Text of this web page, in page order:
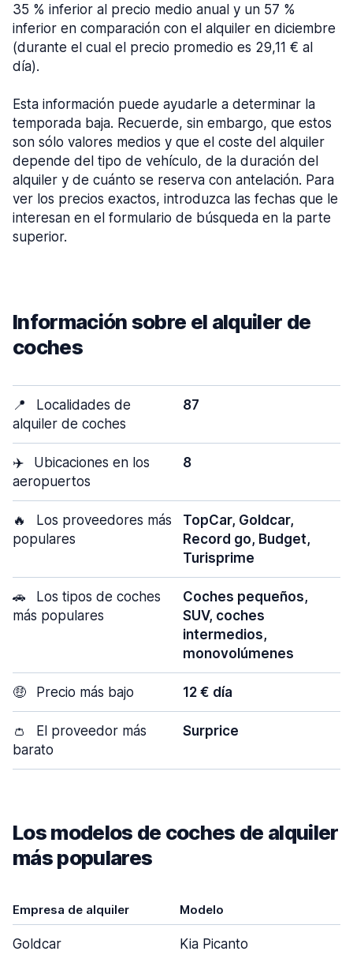
35 % inferior al precio medio anual y un 57 %
inferior en comparación con el alquiler en diciembre
(durante el cual el precio promedio es 29,11 € al
día).
Esta información puede ayudarle a determinar la
temporada baja. Recuerde, sin embargo, que estos
son sólo valores medios y que el coste del alquiler
depende del tipo de vehículo, de la duración del
alquiler y de cuánto se reserva con antelación. Para
ver los precios exactos, introduzca las fechas que le
interesan en el formulario de búsqueda en la parte
superior.
Información sobre el alquiler de
coches
📍
Localidades de
alquiler de coches
87
✈️
Ubicaciones en los
aeropuertos
8
🔥
Los proveedores más
populares
TopCar, Goldcar,
Record go, Budget,
Turisprime
🚗
Los tipos de coches
más populares
Coches pequeños,
SUV, coches
intermedios,
monovolúmenes
🤑 Precio más bajo 12 € día
👛
El proveedor más
barato
Surprice
Los modelos de coches de alquiler
más populares
Empresa de alquiler Modelo
Goldcar Kia Picanto